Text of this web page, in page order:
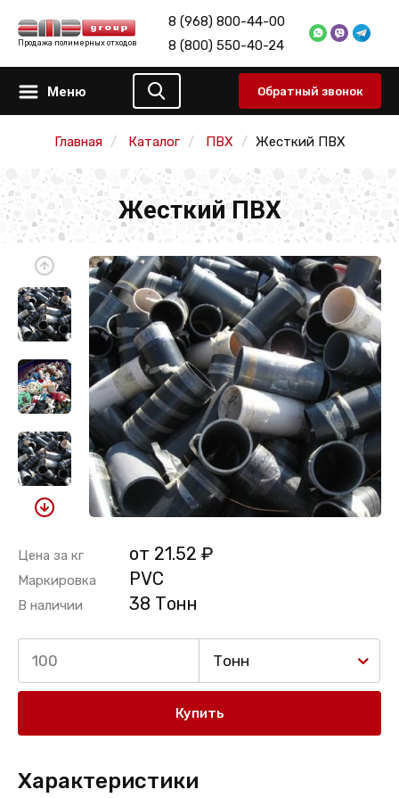
Продажа полимерных отходов
8 (968) 800-44-00
8 (800) 550-40-24
Меню Обратный звонок
Главная Каталог ПВХ Жесткий ПВХ
Жесткий ПВХ
Цена за кг от 21.52 ₽
Маркировка PVC
В наличии 38 Тонн
Тонн
Купить
Характеристики